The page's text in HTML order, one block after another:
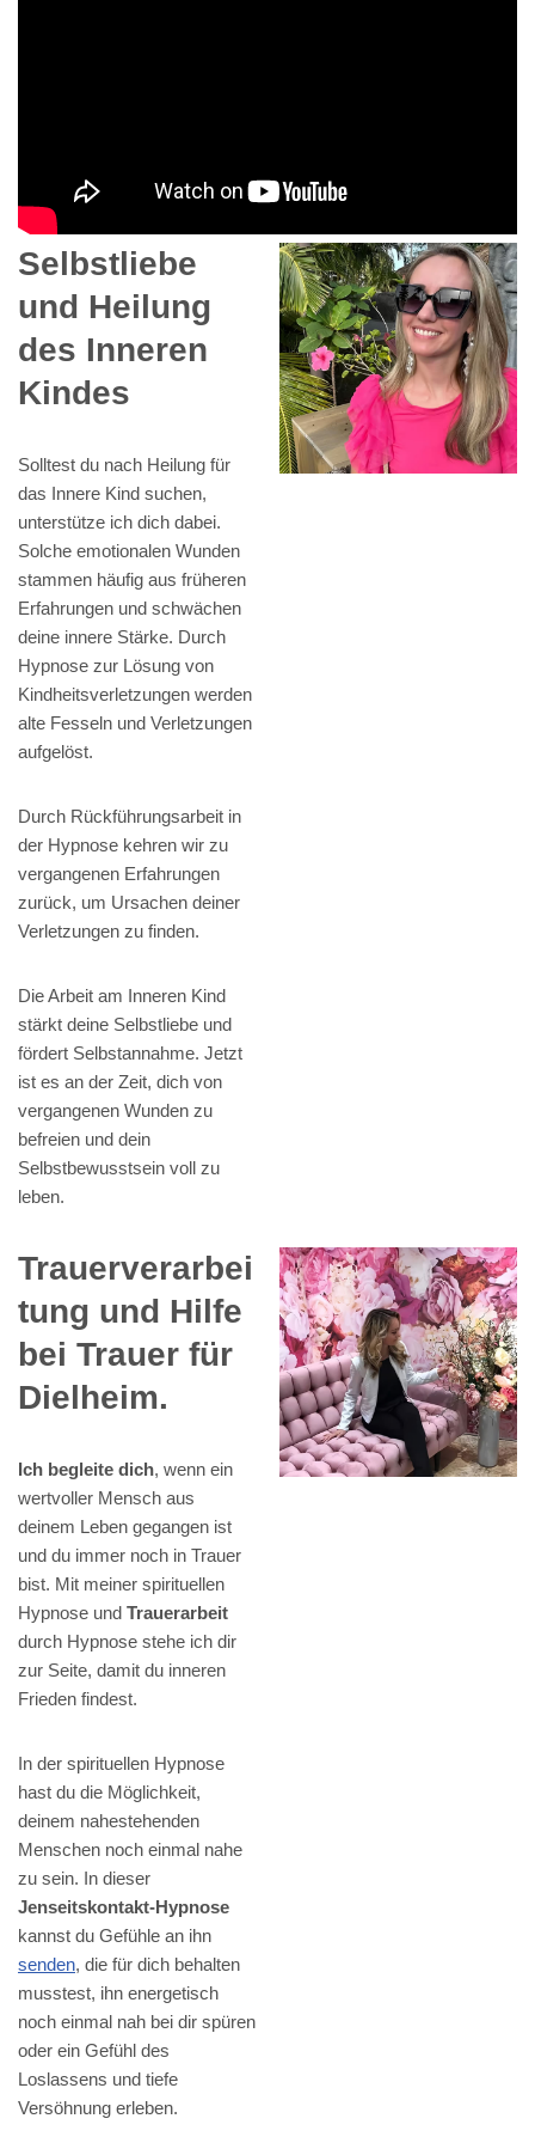
Selbstliebe
und Heilung
des Inneren
Kindes
Solltest du nach Heilung für
das Innere Kind suchen,
unterstütze ich dich dabei.
Solche emotionalen Wunden
stammen häufig aus früheren
Erfahrungen und schwächen
deine innere Stärke. Durch
Hypnose zur Lösung von
Kindheitsverletzungen werden
alte Fesseln und Verletzungen
aufgelöst.
Durch Rückführungsarbeit in
der Hypnose kehren wir zu
vergangenen Erfahrungen
zurück, um Ursachen deiner
Verletzungen zu finden.
Die Arbeit am Inneren Kind
stärkt deine Selbstliebe und
fördert Selbstannahme. Jetzt
ist es an der Zeit, dich von
vergangenen Wunden zu
befreien und dein
Selbstbewusstsein voll zu
leben.
Trauerverarbei
tung und Hilfe
bei Trauer für
Dielheim.
Ich begleite dich, wenn ein
wertvoller Mensch aus
deinem Leben gegangen ist
und du immer noch in Trauer
bist. Mit meiner spirituellen
Hypnose und Trauerarbeit
durch Hypnose stehe ich dir
zur Seite, damit du inneren
Frieden findest.
In der spirituellen Hypnose
hast du die Möglichkeit,
deinem nahestehenden
Menschen noch einmal nahe
zu sein. In dieser
Jenseitskontakt-Hypnose
kannst du Gefühle an ihn
senden, die für dich behalten
musstest, ihn energetisch
noch einmal nah bei dir spüren
oder ein Gefühl des
Loslassens und tiefe
Versöhnung erleben.